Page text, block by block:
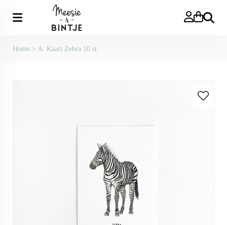
Zoeken
Home > A. Kaart Zebra 10 st.